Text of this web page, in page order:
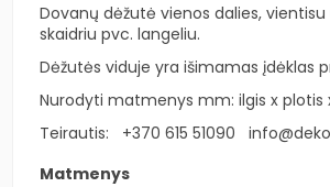
Dovanų dėžutė vienos dalies,
skaidriu pvc. langeliu.
Dėžutės viduje yra išimamas įdėklas
Nurodyti matmenys mm: ilgis x plotis
Teirautis:
+370 615 51090
Matmenys